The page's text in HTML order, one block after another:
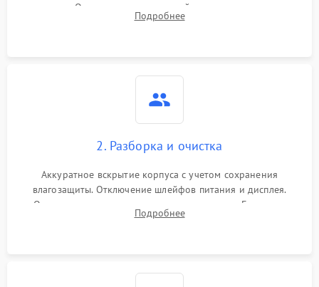
зарядки. Оценка вывода тепловой сигнатуры на экран,
проверка базовых функций и считывание системных
Подробнее
2. Разборка и очистка
Аккуратное вскрытие корпуса с учетом сохранения
влагозащиты. Отключение шлейфов питания и дисплея.
Очистка внутренних плат от окислов и пыли. Бережная
обработка германиевого объектива специализированными
Подробнее